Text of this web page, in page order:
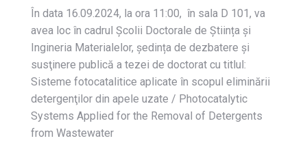
În data 16.09.2024, la ora 11:00, în sala D 101, va
avea loc în cadrul Școlii Doctorale de Știința și
Ingineria Materialelor, ședința de dezbatere și
susţinere publică a tezei de doctorat cu titlul:
Sisteme fotocatalitice aplicate în scopul eliminării
detergenţilor din apele uzate / Photocatalytic
Systems Applied for the Removal of Detergents
from Wastewater